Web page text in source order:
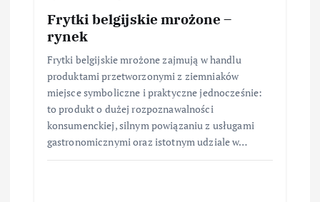
Frytki belgijskie mrożone –
rynek
Frytki belgijskie mrożone zajmują w handlu
produktami przetworzonymi z ziemniaków
miejsce symboliczne i praktyczne jednocześnie:
to produkt o dużej rozpoznawalności
konsumenckiej, silnym powiązaniu z usługami
gastronomicznymi oraz istotnym udziale w…